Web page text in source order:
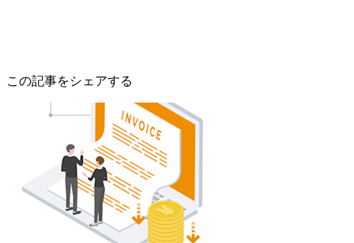
この記事をシェアする